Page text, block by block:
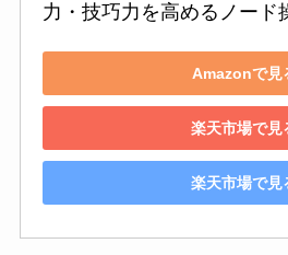
力・技巧力を高めるノード
Amazonで見
楽天市場で見
楽天市場で見